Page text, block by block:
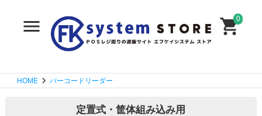
0
HOME バーコードリーダー
定置式・筐体組み込み用